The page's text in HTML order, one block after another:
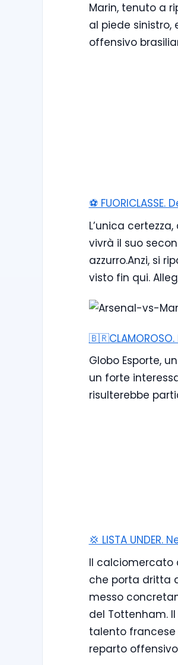
Marin, tenuto a
al piede sinistro,
offensivo
⚽️
L’unica
vivrà il suo
azzurro.Anzi, si
visto fin qui.
Globo Esporte,
un forte
risulterebbe
💢 LISTA
Il calciomercato
che porta dritta
messo
del Tottenham.
talento francese
reparto